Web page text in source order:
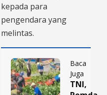
kepada para
pengendara yang
melintas.
Baca
Juga
TNI,